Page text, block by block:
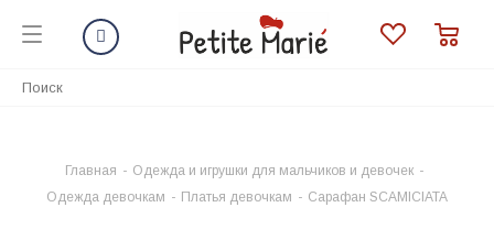
Главная - Одежда и игрушки для мальчиков и девочек -
Одежда девочкам - Платья девочкам - Сарафан SCAMICIATA